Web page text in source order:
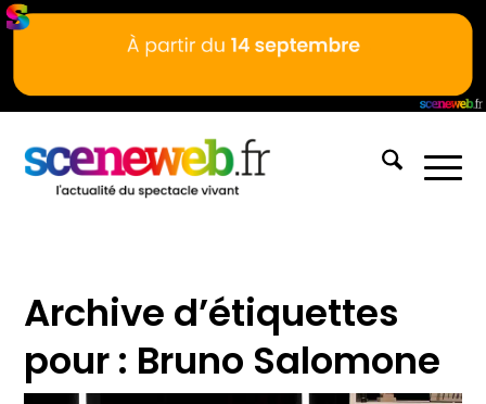
Archive d’étiquettes
pour : Bruno Salomone